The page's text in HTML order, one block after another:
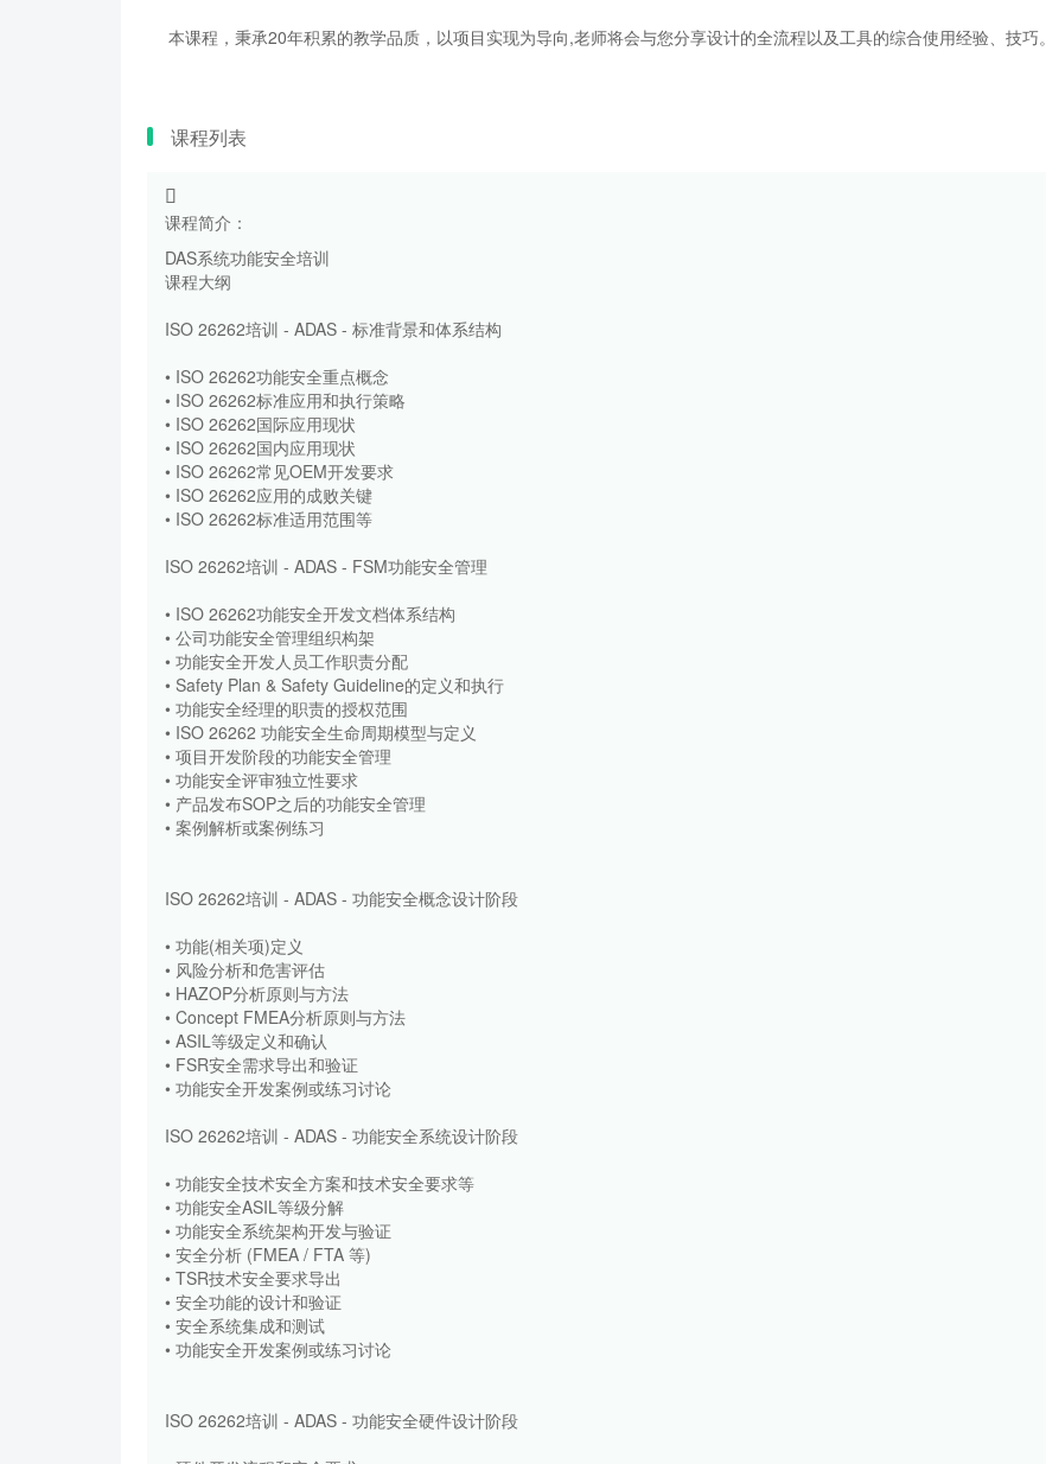
本课程，秉承20年积累的教学品质，以项目实现为导向,老师将会与您分享设计的全流程以及工具的综合使用经验、技巧。
课程列表
课程简介：
DAS系统功能安全培训
课程大纲
ISO 26262培训 - ADAS - 标准背景和体系结构
• ISO 26262功能安全重点概念
• ISO 26262标准应用和执行策略
• ISO 26262国际应用现状
• ISO 26262国内应用现状
• ISO 26262常见OEM开发要求
• ISO 26262应用的成败关键
• ISO 26262标准适用范围等
ISO 26262培训 - ADAS - FSM功能安全管理
• ISO 26262功能安全开发文档体系结构
• 公司功能安全管理组织构架
• 功能安全开发人员工作职责分配
• Safety Plan & Safety Guideline的定义和执行
• 功能安全经理的职责的授权范围
• ISO 26262 功能安全生命周期模型与定义
• 项目开发阶段的功能安全管理
• 功能安全评审独立性要求
• 产品发布SOP之后的功能安全管理
• 案例解析或案例练习
ISO 26262培训 - ADAS - 功能安全概念设计阶段
• 功能(相关项)定义
• 风险分析和危害评估
• HAZOP分析原则与方法
• Concept FMEA分析原则与方法
• ASIL等级定义和确认
• FSR安全需求导出和验证
• 功能安全开发案例或练习讨论
ISO 26262培训 - ADAS - 功能安全系统设计阶段
• 功能安全技术安全方案和技术安全要求等
• 功能安全ASIL等级分解
• 功能安全系统架构开发与验证
• 安全分析 (FMEA / FTA 等)
• TSR技术安全要求导出
• 安全功能的设计和验证
• 安全系统集成和测试
• 功能安全开发案例或练习讨论
ISO 26262培训 - ADAS - 功能安全硬件设计阶段